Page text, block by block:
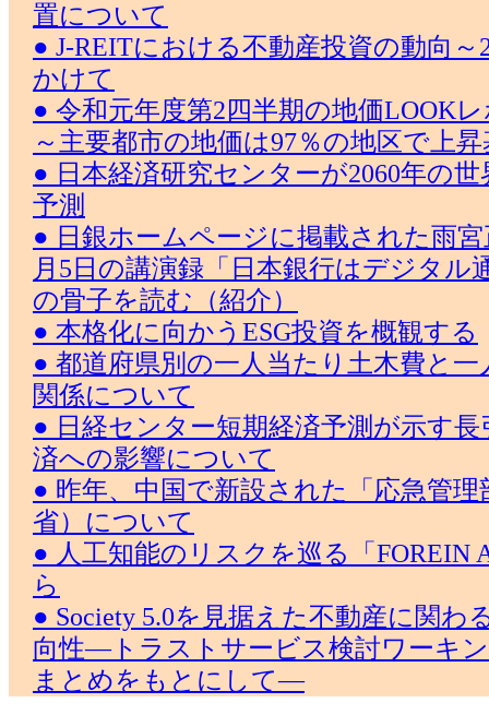
置について
● J-REITにおける不動産投資の動向～
かけて
● 令和元年度第2四半期の地価LOOK
～主要都市の地価は97％の地区で上
● 日本経済研究センターが2060年の
予測
● 日銀ホームページに掲載された雨宮
月5日の講演録「日本銀行はデジタル
の骨子を読む（紹介）
● 本格化に向かうESG投資を概観する
● 都道府県別の一人当たり土木費と
関係について
● 日経センター短期経済予測が示す
済への影響について
● 昨年、中国で新設された「応急管
省）について
● 人工知能のリスクを巡る「FOREIN
ら
● Society 5.0を見据えた不動産に関わ
向性―トラストサービス検討ワーキ
まとめをもとにして―